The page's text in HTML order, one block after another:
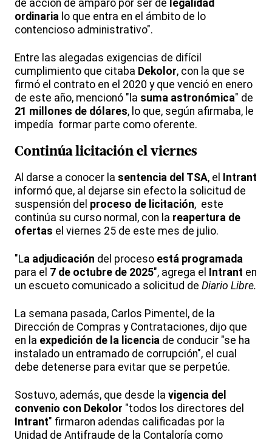
de acción de amparo por ser de legalidad
ordinaria lo que entra en el ámbito de lo
contencioso administrativo".
Entre las alegadas exigencias de difícil
cumplimiento que citaba Dekolor, con la que se
firmó el contrato en el 2020 y que venció en enero
de este año, mencionó "la suma astronómica" de
21 millones de dólares, lo que, según afirmaba, le
impedía formar parte como oferente.
Continúa licitación el viernes
Al darse a conocer la sentencia del TSA, el
Intrant
informó que, al dejarse sin efecto la solicitud de
suspensión del proceso de licitación, este
continúa su curso normal, con la reapertura de
ofertas el viernes 25 de este mes de julio.
"La adjudicación del proceso está programada
para el 7 de octubre de 2025", agrega el Intrant en
un escueto comunicado a solicitud de Diario Libre.
La semana pasada, Carlos Pimentel, de la
Dirección de Compras y Contrataciones, dijo que
en la expedición de la licencia de conducir "se ha
instalado un entramado de corrupción", el cual
debe detenerse para evitar que se perpetúe.
Sostuvo, además, que desde la vigencia del
convenio con Dekolor "todos los directores del
Intrant" firmaron adendas calificadas por la
Unidad de Antifraude de la Contaloría como